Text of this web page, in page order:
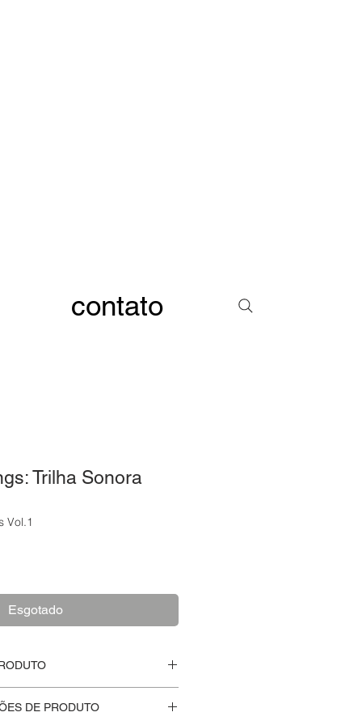
contato
Trilha Sonora
Vol.1
Esgotado
(Netflix)
DE PRODUTO